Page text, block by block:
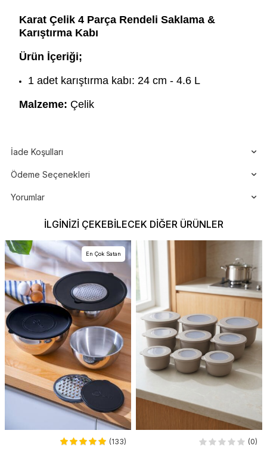
Karat Çelik 4 Parça Rendeli Saklama &
Karıştırma Kabı
Ürün İçeriği;
1 adet karıştırma kabı: 24 cm - 4.6 L
Malzeme: Çelik
İade Koşulları
Ödeme Seçenekleri
Yorumlar
İLGINIZI ÇEKEBILECEK DIĞER ÜRÜNLER
En Çok Satan
(133)
(0)